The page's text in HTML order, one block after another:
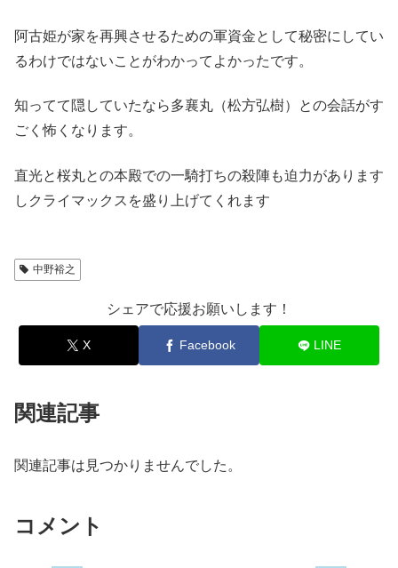
阿古姫が家を再興させるための軍資金として秘密にしてい
るわけではないことがわかってよかったです。
知ってて隠していたなら多襄丸（松方弘樹）との会話がす
ごく怖くなります。
直光と桜丸との本殿での一騎打ちの殺陣も迫力があります
しクライマックスを盛り上げてくれます
中野裕之
シェアで応援お願いします！
X Facebook LINE
関連記事
関連記事は見つかりませんでした。
コメント